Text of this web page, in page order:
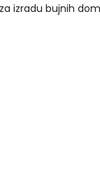
izradu bujnih